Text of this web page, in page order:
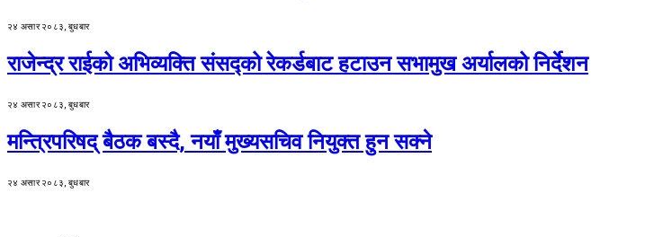
२४ असार २०८३, बुधबार
राजेन्द्र राईको अभिव्यक्ति संसद्को रेकर्डबाट हटाउन सभामुख अर्यालको निर्देशन
२४ असार २०८३, बुधबार
मन्त्रिपरिषद् बैठक बस्दै, नयाँ मुख्यसचिव नियुक्त हुन सक्ने
२४ असार २०८३, बुधबार